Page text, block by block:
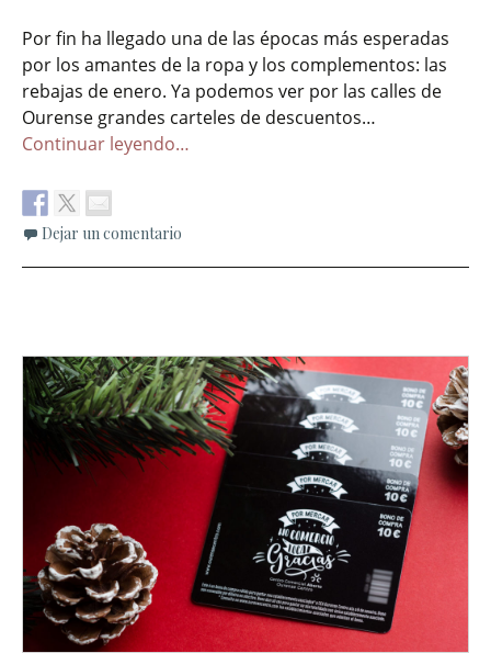
Por fin ha llegado una de las épocas más esperadas
por los amantes de la ropa y los complementos: las
rebajas de enero. Ya podemos ver por las calles de
Ourense grandes carteles de descuentos…
Continuar leyendo…
Dejar un comentario